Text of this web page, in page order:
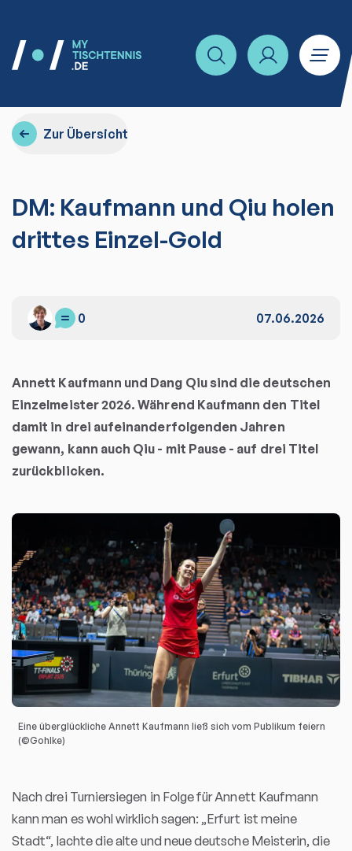
Zur Übersicht
DM: Kaufmann und Qiu holen
drittes Einzel-Gold
0 07.06.2026
Annett Kaufmann und Dang Qiu sind die deutschen
Einzelmeister 2026. Während Kaufmann den Titel
damit in drei aufeinanderfolgenden Jahren
gewann, kann auch Qiu - mit Pause - auf drei Titel
zurückblicken.
Eine überglückliche Annett Kaufmann ließ sich vom Publikum feiern
(©Gohlke)
Nach drei Turniersiegen in Folge für Annett Kaufmann
kann man es wohl wirklich sagen: „Erfurt ist meine
Stadt“, lachte die alte und neue deutsche Meisterin, die